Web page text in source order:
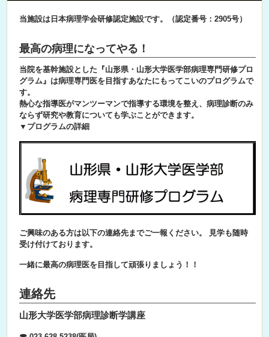
当施設は日本病理学会研修認定施設です。（認定番号：2905号）
最高の病理になってやる！
当院を基幹施設とした『山形県・山形大学医学部病理専門研修プロ
グラム』は病理専門医を目指すあなたにもってこいのプログラムで
す。
熱心な指導医がマンツーマンで指導する環境を整え、病理診断のみ
ならず研究や教育についても学ぶことができます。
▼プログラムの詳細
ご興味のある方は以下の連絡先までご一報ください。 見学も随時
受け付けております。
一緒に最高の病理医を目指して頑張りましょう！！
連絡先
山形大学医学部病理診断学講座